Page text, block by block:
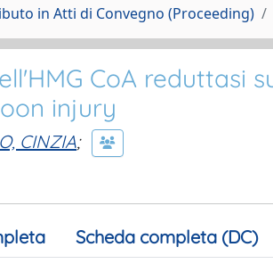
in Atti di Convegno (Proceeding)
CoA reduttasi
injury
CINZIA;
Scheda completa (DC)